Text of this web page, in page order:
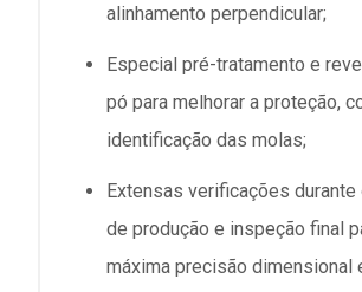
alinhamento perpendicular;
Especial pré-tratamento e
pó para melhorar a proteção,
identificação das molas;
Extensas verificações
de produção e inspeção final
máxima precisão dimensional